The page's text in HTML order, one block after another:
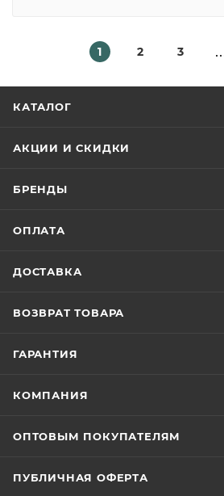
1 2 3
КАТАЛОГ
АКЦИИ И СКИДКИ
БРЕНДЫ
ОПЛАТА
ДОСТАВКА
ВОЗВРАТ ТОВАРА
ГАРАНТИЯ
КОМПАНИЯ
ОПТОВЫМ ПОКУПАТЕЛЯМ
ПУБЛИЧНАЯ ОФЕРТА